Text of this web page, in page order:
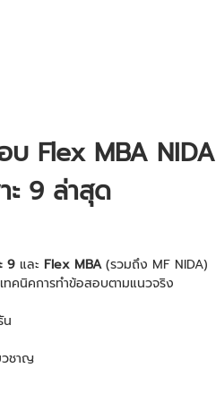
บ Flex MBA NIDA
ะ 9 ล่าสุด
9 และ Flex MBA(รวมถึง MF NIDA)
คนิคการทำข้อสอบตามแนวจริง
น
วชาญ